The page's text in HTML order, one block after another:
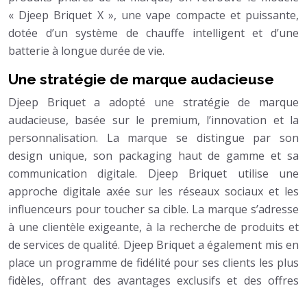
« Djeep Briquet X », une vape compacte et puissante,
dotée d’un système de chauffe intelligent et d’une
batterie à longue durée de vie.
Une stratégie de marque audacieuse
Djeep Briquet a adopté une stratégie de marque
audacieuse, basée sur le premium, l’innovation et la
personnalisation. La marque se distingue par son
design unique, son packaging haut de gamme et sa
communication digitale. Djeep Briquet utilise une
approche digitale axée sur les réseaux sociaux et les
influenceurs pour toucher sa cible. La marque s’adresse
à une clientèle exigeante, à la recherche de produits et
de services de qualité. Djeep Briquet a également mis en
place un programme de fidélité pour ses clients les plus
fidèles, offrant des avantages exclusifs et des offres